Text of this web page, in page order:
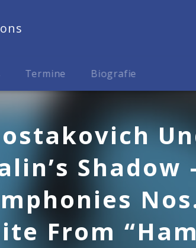
Termine Biografie
Shadow
From